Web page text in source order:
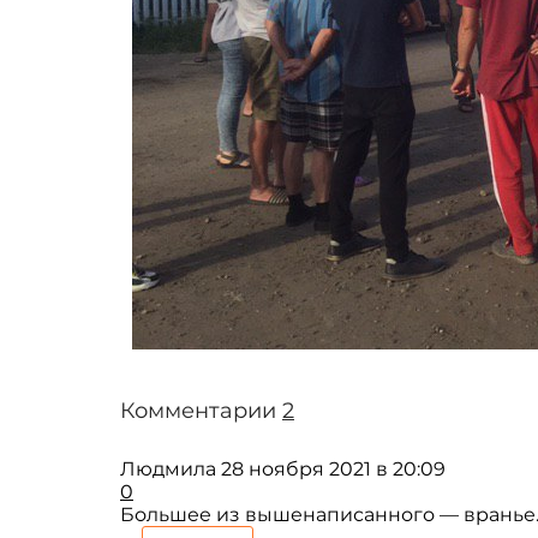
Комментарии 2
Людмила 28 ноября 2021 в 20:09
0
Большее из вышенаписанного —